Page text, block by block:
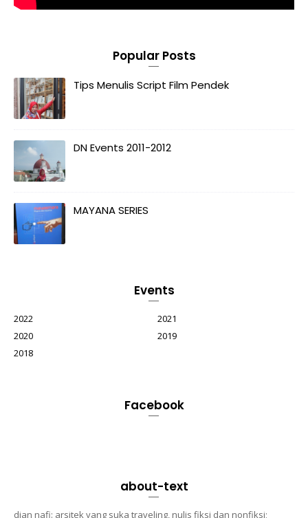
Popular Posts
Tips Menulis Script Film Pendek
DN Events 2011-2012
MAYANA SERIES
Events
2022
2021
2020
2019
2018
Facebook
about-text
dian nafi: arsitek yang suka traveling, nulis fiksi dan nonfiksi;